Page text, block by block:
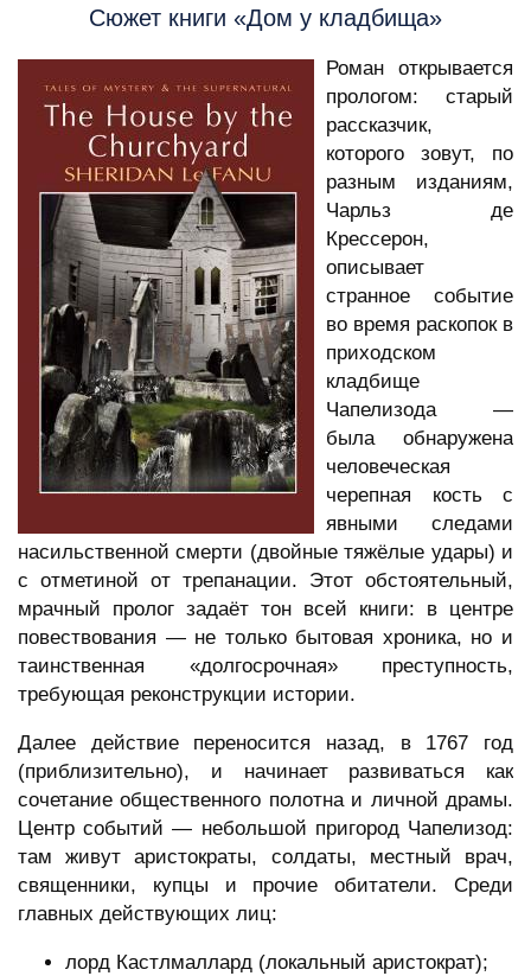
Сюжет книги «Дом у кладбища»
Роман открывается
прологом: старый
рассказчик,
которого зовут, по
разным изданиям,
Чарльз де
Крессерон,
описывает
странное событие
во время раскопок в
приходском
кладбище
Чапелизода —
была обнаружена
человеческая
черепная кость с
явными следами
насильственной смерти (двойные тяжёлые удары) и
с отметиной от трепанации. Этот обстоятельный,
мрачный пролог задаёт тон всей книги: в центре
повествования — не только бытовая хроника, но и
таинственная «долгосрочная» преступность,
требующая реконструкции истории.
Далее действие переносится назад, в 1767 год
(приблизительно), и начинает развиваться как
сочетание общественного полотна и личной драмы.
Центр событий — небольшой пригород Чапелизод:
там живут аристократы, солдаты, местный врач,
священники, купцы и прочие обитатели. Среди
главных действующих лиц:
лорд Кастлмаллард (локальный аристократ);